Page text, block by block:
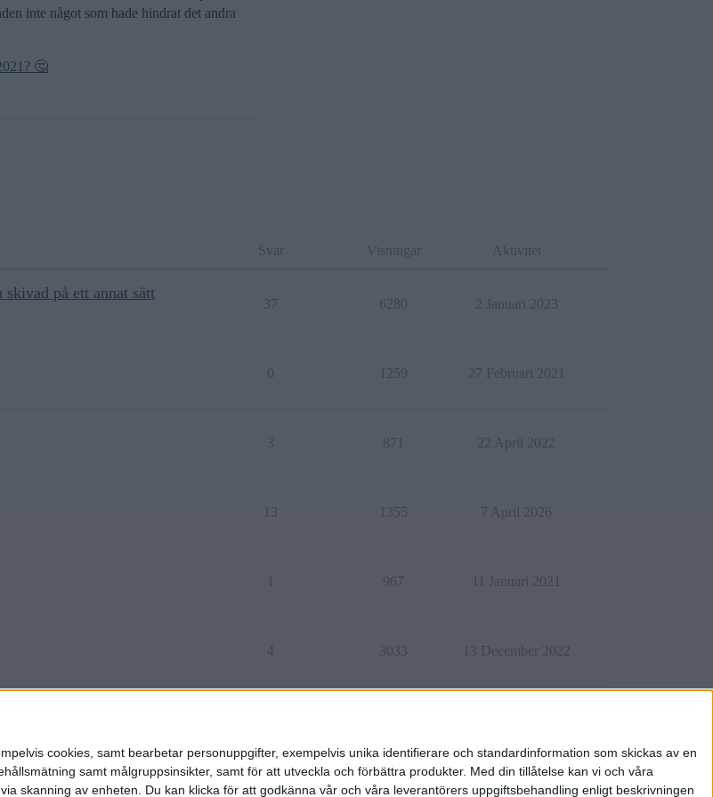
cookies, samt bearbetar personuppgifter, exempelvis unika identifierare och standardinformation som skickas av en
samt målgruppsinsikter, samt för att utveckla och förbättra produkter. Med din tillåtelse kan vi och våra
skanning av enheten. Du kan klicka för att godkänna vår och våra leverantörers uppgiftsbehandling enligt beskrivningen
inte något som hade hindrat det andra
🤔
Svar Visningar Aktivitet
på ett annat sätt
37 6280 2 Januari 2023
0 1259 27 Februari 2021
3 871 22 April 2022
13 1355 7 April 2026
1 967 11 Januari 2021
4 3033 13 December 2022